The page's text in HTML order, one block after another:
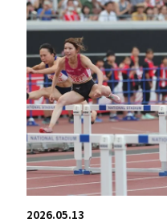
2026.05.13